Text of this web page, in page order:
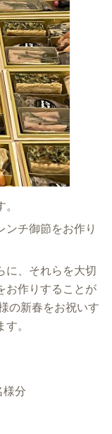
ンチ御節をお作り
に、それらを大切
お作りすることが
の新春をお祝いす
。
様分